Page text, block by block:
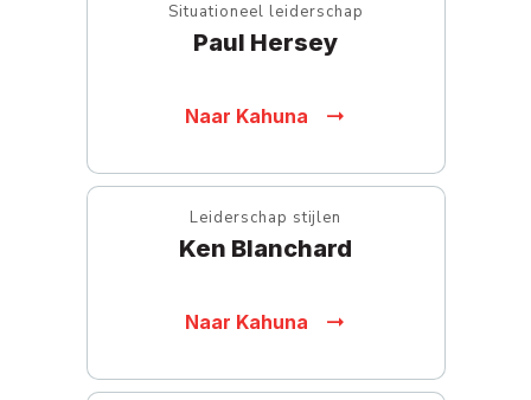
Situationeel leiderschap
Paul Hersey
Naar Kahuna
Leiderschap stijlen
Ken Blanchard
Naar Kahuna